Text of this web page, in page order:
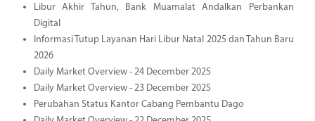
Libur Akhir Tahun, Bank Muamalat Andalkan Perbankan
Digital
Informasi Tutup Layanan Hari Libur Natal 2025 dan Tahun Baru
2026
Daily Market Overview - 24 December 2025
Daily Market Overview - 23 December 2025
Perubahan Status Kantor Cabang Pembantu Dago